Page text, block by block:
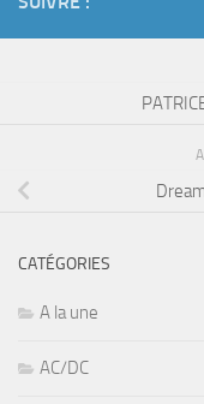
CATÉGORIES
A la une
AC/DC